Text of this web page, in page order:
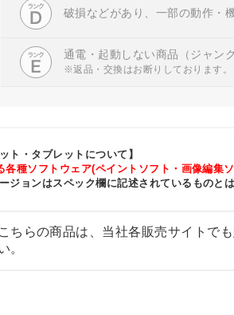
破損などがあり、一部の動作・
通電・起動しない商品（ジャン
※返品・交換はお断りしております。
ト・タブレットについて】
各種ソフトウェア(ペイントソフト・画像編集
ジョンはスペック欄に記述されているものと
こちらの商品は、当社各販売サイトで
。